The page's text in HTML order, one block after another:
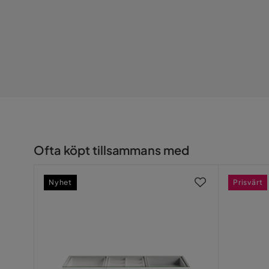
Ofta köpt tillsammans med
Nyhet Prisvärt